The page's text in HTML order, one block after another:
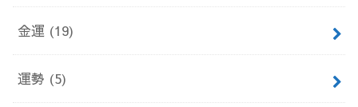
金運 (19)
運勢 (5)